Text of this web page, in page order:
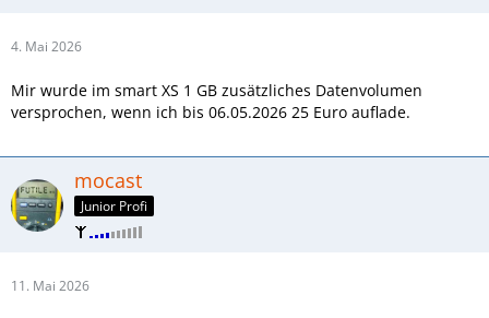
4. Mai 2026
Mir wurde im smart XS 1 GB zusätzliches Datenvolumen
versprochen, wenn ich bis 06.05.2026 25 Euro auflade.
mocast
Junior Profi
11. Mai 2026